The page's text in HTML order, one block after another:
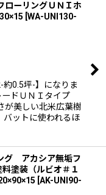
ローリングＵＮＩホ
WA-UNI130-
約0.5坪-】になりま
ードＵＮＩタイプ
が美しい北米広葉樹
バットに使われるほ
グ アカシア無垢フ
塗装（ルビオ＃１
AK-UNI90-